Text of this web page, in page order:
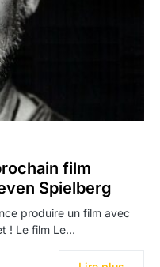
film
Spielberg
produire un film avec
! Le film Le…